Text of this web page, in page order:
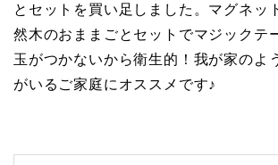
とセットを買い足しました。マグネッ
然木のおままごとセットでマジックテ
玉がつかないから衛生的！我が家のよ
がいるご家庭にオススメです♪